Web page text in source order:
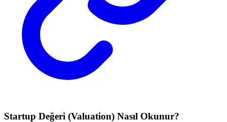
Startup Değeri (Valuation) Nasıl Okunur?